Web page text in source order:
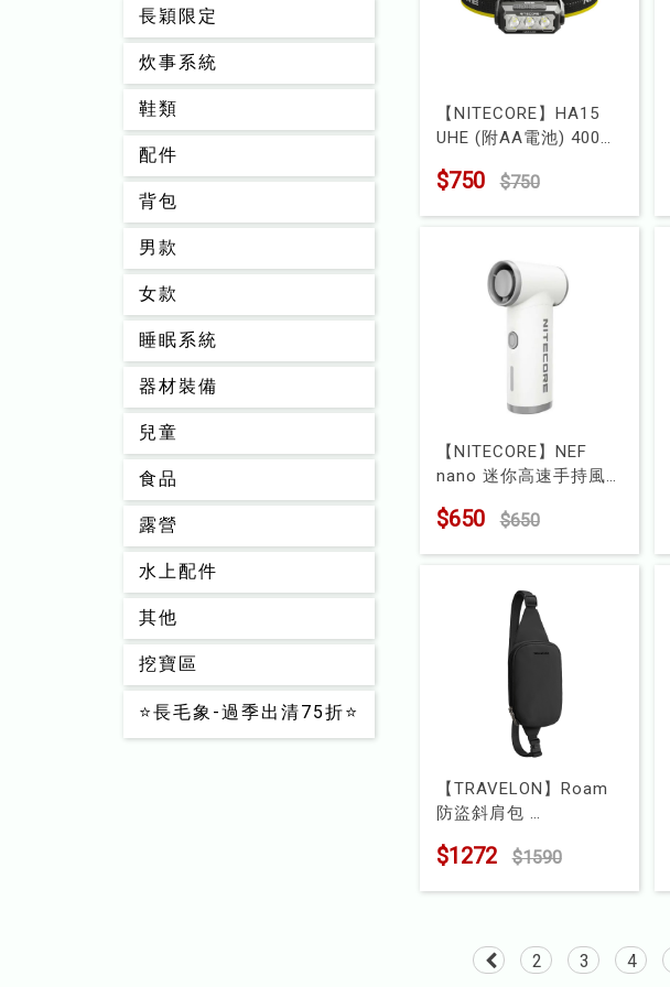
長穎限定
炊事系統
鞋類
配件
背包
男款
女款
睡眠系統
器材裝備
兒童
食品
露營
水上配件
其他
挖寶區
⭐長毛象-過季出清75折⭐
【NITECORE】HA15
UHE (附AA電池) 400流
能頭燈
$750 $750
【NITECORE】NEF
nano 迷你高速手持風
型號 : 6952506498550
$650 $650
【TRAVELON】Roam
防盜斜肩包
$1272 $1590
2 3 4